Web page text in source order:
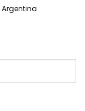
Argentina